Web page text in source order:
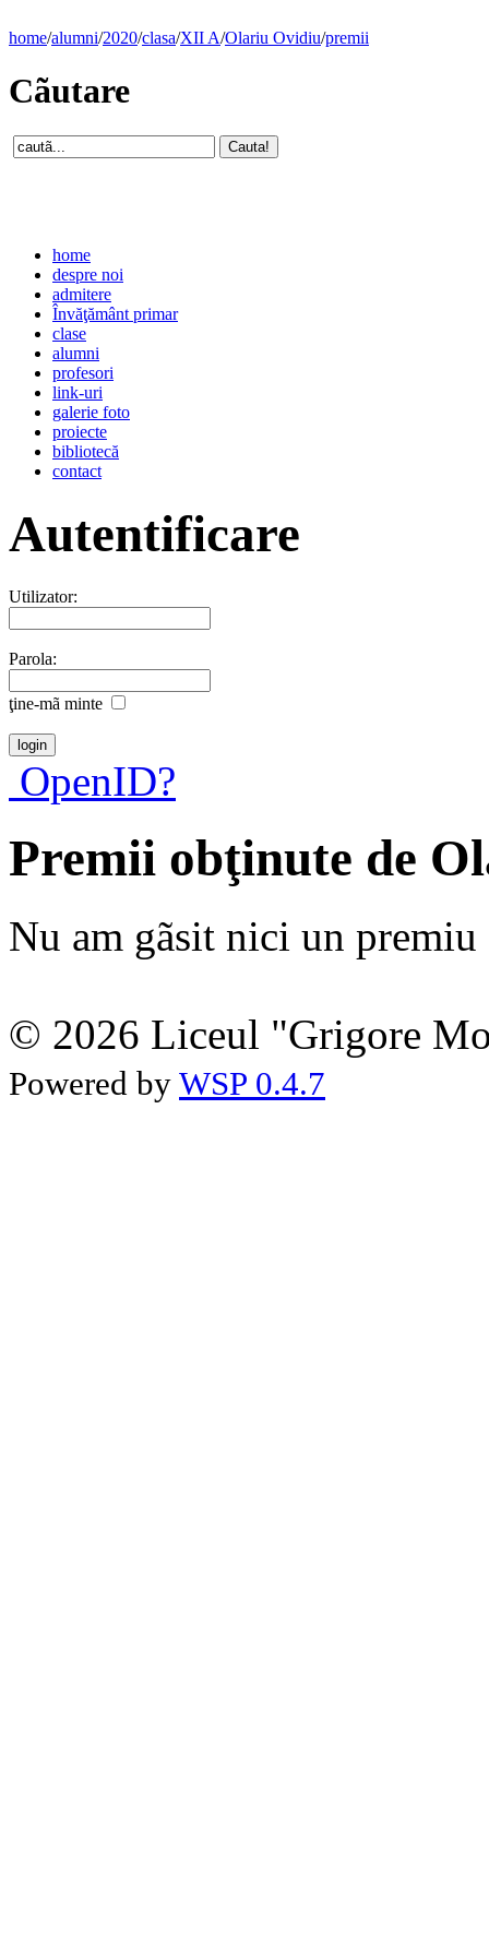
home/alumni/2020/clasa/XII A/Olariu Ovidiu/premii
Cãutare
home
despre noi
admitere
Învăţământ primar
clase
alumni
profesori
link-uri
galerie foto
proiecte
bibliotecă
contact
Autentificare
Utilizator:
Parola:
ţine-mã minte
OpenID?
Premii obţinute de
Nu am gãsit nici un premiu
© 2026 Liceul "Grigore
Powered by WSP 0.4.7